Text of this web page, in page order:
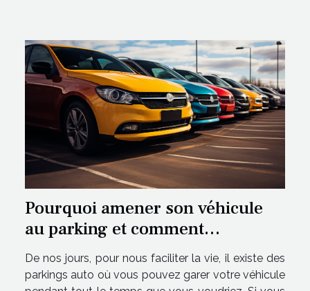
Pourquoi amener son véhicule
au parking et comment
fonctionne t-il ??
De nos jours, pour nous faciliter la vie, il existe des
parkings auto où vous pouvez garer votre véhicule